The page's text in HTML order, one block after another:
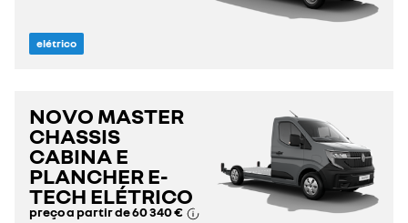
elétrico
NOVO MASTER
CHASSIS
CABINA E
PLANCHER E-
TECH ELÉTRICO
preço a partir de60 340 €